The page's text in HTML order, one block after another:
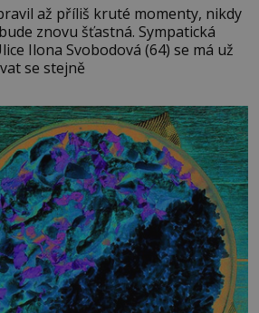
až příliš kruté momenty, nikdy
šťastná. Sympatická
Ilona Svobodová (64) se má už
se stejně